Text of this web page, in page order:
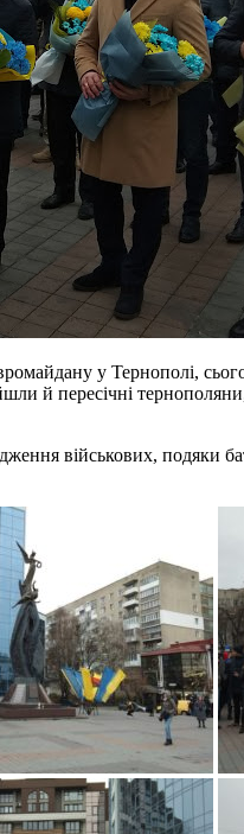
у Тернополі,
й пересічні
військових, подяки